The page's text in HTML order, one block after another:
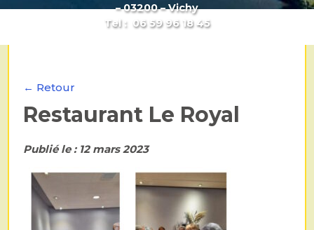
– 03200 – Vichy
Tel : 06 59 96 18 45
← Retour
Restaurant Le Royal
Publié le : 12 mars 2023